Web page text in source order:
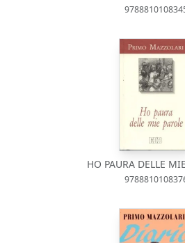
HO PAURA DELLE